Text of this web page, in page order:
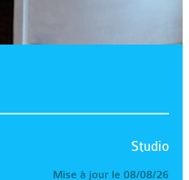
Studio
Mise à jour le 08/08/26